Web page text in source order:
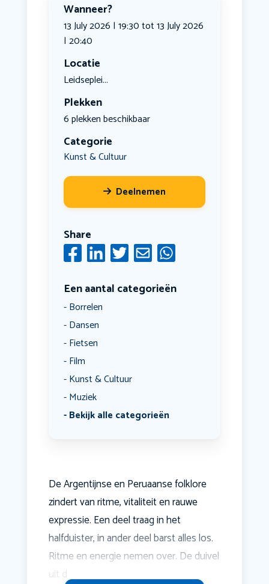
Wanneer?
13 July 2026 | 19:30 tot 13 July 2026
| 20:40
Locatie
Leidseplei...
Plekken
6 plekken beschikbaar
Categorie
Kunst & Cultuur
Deelnemen
Share
Een aantal categorieën
Borrelen
Dansen
Fietsen
Film
Kunst & Cultuur
Muziek
Bekijk alle categorieën
De Argentijnse en Peruaanse folklore
zindert van ritme, vitaliteit en rauwe
expressie. Een deel traag in het
halfduister, in ander deel barst alles los.
Ritme en energie nemen over. De duivel
uit d